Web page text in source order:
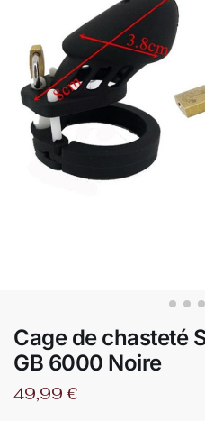
Cage de chasteté
GB 6000 Noire
49,99 €